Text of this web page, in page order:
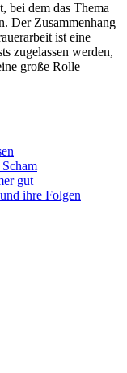
bei dem das Thema
Der Zusammenhang
ist eine
zugelassen werden,
große Rolle
gut
ihre Folgen